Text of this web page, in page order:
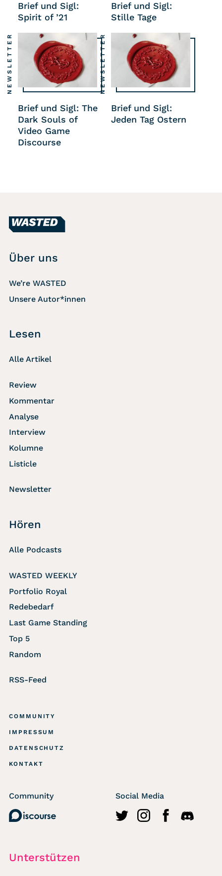
Brief und Sigl:
Spirit of ’21
Brief und Sigl:
Stille Tage
Brief und Sigl: The
Dark Souls of
Video Game
Discourse
NEWSLETTER
Brief und Sigl:
Jeden Tag Ostern
NEWSLETTER
Über uns
We’re WASTED
Unsere Autor*innen
Lesen
Alle Artikel
Review
Kommentar
Analyse
Interview
Kolumne
Listicle
Newsletter
Hören
Alle Podcasts
WASTED WEEKLY
Portfolio Royal
Redebedarf
Last Game Standing
Top 5
Random
RSS-Feed
COMMUNITY
IMPRESSUM
DATENSCHUTZ
KONTAKT
Community
Discourse
Social Media
http://twitter.com/
https://https://https://
Unterstützen